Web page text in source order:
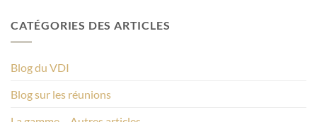
CATÉGORIES DES ARTICLES
Blog du VDI
Blog sur les réunions